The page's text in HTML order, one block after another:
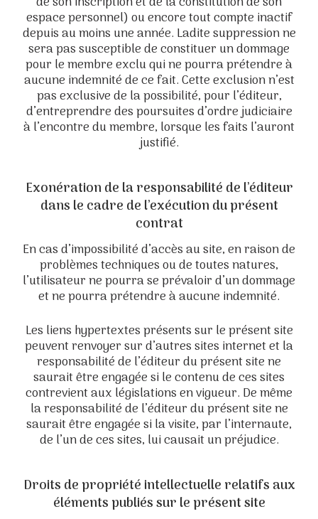
espace personnel) ou encore tout compte inactif
depuis au moins une année. Ladite suppression ne
sera pas susceptible de constituer un dommage
pour le membre exclu qui ne pourra prétendre à
aucune indemnité de ce fait. Cette exclusion n’est
pas exclusive de la possibilité, pour l’éditeur,
d’entreprendre des poursuites d’ordre judiciaire
à l’encontre du membre, lorsque les faits l’auront
justifié.
Exonération de la responsabilité de l’éditeur
dans le cadre de l’exécution du présent
contrat
En cas d’impossibilité d’accès au site, en raison de
problèmes techniques ou de toutes natures,
l’utilisateur ne pourra se prévaloir d’un dommage
et ne pourra prétendre à aucune indemnité.
Les liens hypertextes présents sur le présent site
peuvent renvoyer sur d’autres sites internet et la
responsabilité de l’éditeur du présent site ne
saurait être engagée si le contenu de ces sites
contrevient aux législations en vigueur. De même
la responsabilité de l’éditeur du présent site ne
saurait être engagée si la visite, par l’internaute,
de l’un de ces sites, lui causait un préjudice.
Droits de propriété intellectuelle relatifs aux
éléments publiés sur le présent site